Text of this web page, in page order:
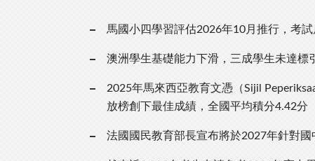
馬國小四學習評估2026年10月推行，考
澳洲學生基礎能力下滑，三成學生未達標
2025年馬來西亞教育文憑（Sijil
放榜創下最佳成績，全國平均積分4.42分
法國國民教育部長宣布將於2027年針對國